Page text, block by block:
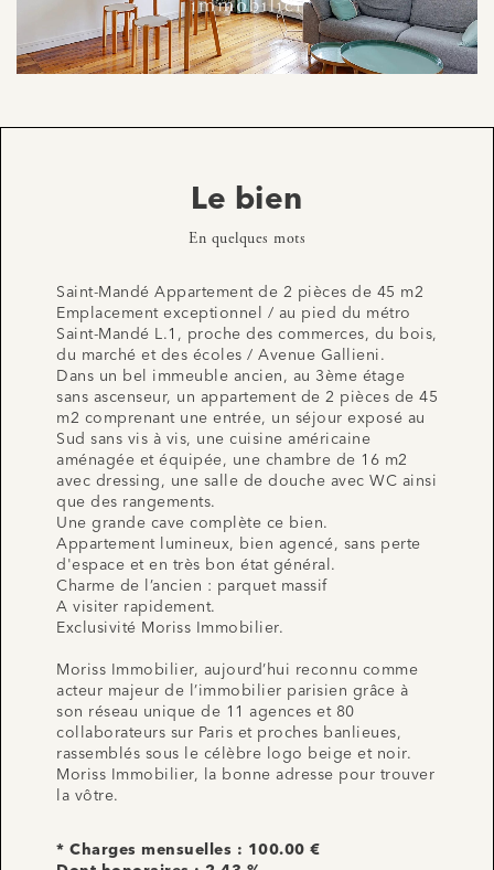
Le bien
En quelques mots
Saint-Mandé Appartement de 2 pièces de 45 m2
Emplacement exceptionnel / au pied du métro
Saint-Mandé L.1, proche des commerces, du bois,
du marché et des écoles / Avenue Gallieni.
Dans un bel immeuble ancien, au 3ème étage
sans ascenseur, un appartement de 2 pièces de 45
m2 comprenant une entrée, un séjour exposé au
Sud sans vis à vis, une cuisine américaine
aménagée et équipée, une chambre de 16 m2
avec dressing, une salle de douche avec WC ainsi
que des rangements.
Une grande cave complète ce bien.
Appartement lumineux, bien agencé, sans perte
d'espace et en très bon état général.
Charme de l’ancien : parquet massif
A visiter rapidement.
Exclusivité Moriss Immobilier.
Moriss Immobilier, aujourd’hui reconnu comme
acteur majeur de l’immobilier parisien grâce à
son réseau unique de 11 agences et 80
collaborateurs sur Paris et proches banlieues,
rassemblés sous le célèbre logo beige et noir.
Moriss Immobilier, la bonne adresse pour trouver
la vôtre.
* Charges mensuelles : 100.00 €